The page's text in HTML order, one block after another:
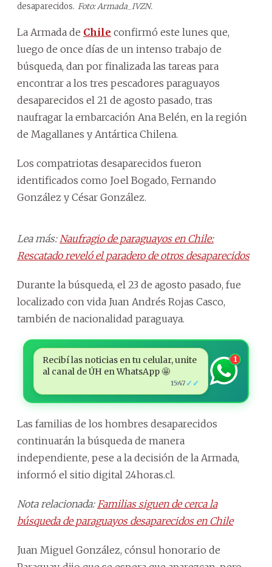
desaparecidos. Foto: Armada_IVZN.
La Armada de Chile confirmó este lunes que,
luego de once días de un intenso trabajo de
búsqueda, dan por finalizada las tareas para
encontrar a los tres pescadores paraguayos
desaparecidos el 21 de agosto pasado, tras
naufragar la embarcación Ana Belén, en la región
de Magallanes y Antártica Chilena.
Los compatriotas desaparecidos fueron
identificados como Joel Bogado, Fernando
González y César González.
Lea más: Naufragio de paraguayos en Chile:
Rescatado reveló el paradero de otros desaparecidos
Durante la búsqueda, el 23 de agosto pasado, fue
localizado con vida Juan Andrés Rojas Casco,
también de nacionalidad paraguaya.
Recibí las noticias en tu celular, unite
al canal de ÚH en WhatsApp 🤩
15:47 ✓✓
1
Las familias de los hombres desaparecidos
continuarán la búsqueda de manera
independiente, pese a la decisión de la Armada,
informó el sitio digital 24horas.cl.
Nota relacionada: Familias siguen de cerca la
búsqueda de paraguayos desaparecidos en Chile
Juan Miguel González, cónsul honorario de